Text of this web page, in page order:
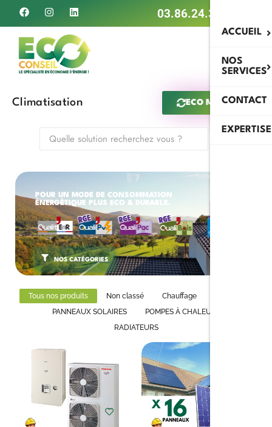
03.86.24.34.79
ACCUEIL
NOS
SERVICES
CONTACT
EXPERTISE
Climatisation ECO MAN IA
POUR UN MODE DE CONSOMMATION
ÉNERGÉTIQUE PLUS ECO & DURABLE.
NOS CATÉGORIES
Tous nos produits Non classé Chauffage
PANNEAUX SOLAIRES
POMPES À CHALEURS
RADIATEURS
Choisir Choisir